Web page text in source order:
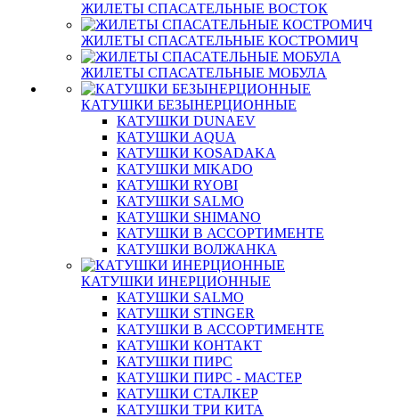
ЖИЛЕТЫ СПАСАТЕЛЬНЫЕ ВОСТОК
ЖИЛЕТЫ СПАСАТЕЛЬНЫЕ КОСТРОМИЧ
ЖИЛЕТЫ СПАСАТЕЛЬНЫЕ МОБУЛА
КАТУШКИ БЕЗЫНЕРЦИОННЫЕ
КАТУШКИ DUNAEV
КАТУШКИ AQUA
КАТУШКИ KOSADAKA
КАТУШКИ MIKADO
КАТУШКИ RYOBI
КАТУШКИ SALMO
КАТУШКИ SHIMANO
КАТУШКИ В АССОРТИМЕНТЕ
КАТУШКИ ВОЛЖАНКА
КАТУШКИ ИНЕРЦИОННЫЕ
КАТУШКИ SALMO
КАТУШКИ STINGER
КАТУШКИ В АССОРТИМЕНТЕ
КАТУШКИ КОНТАКТ
КАТУШКИ ПИРС
КАТУШКИ ПИРС - МАСТЕР
КАТУШКИ СТАЛКЕР
КАТУШКИ ТРИ КИТА